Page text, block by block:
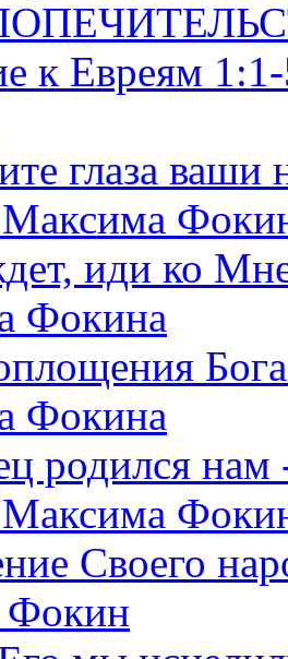
к Евреям
глаза ваши
Максима
иди ко
Фокина
Фокина
родился
Максима
Своего